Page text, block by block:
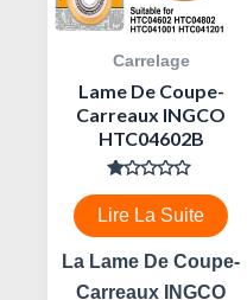
Carrelage
Lame De Coupe-
Carreaux INGCO
HTC04602B
Note
0
Sur
5
Lire La Suite
La Lame De Coupe-
Carreaux INGCO